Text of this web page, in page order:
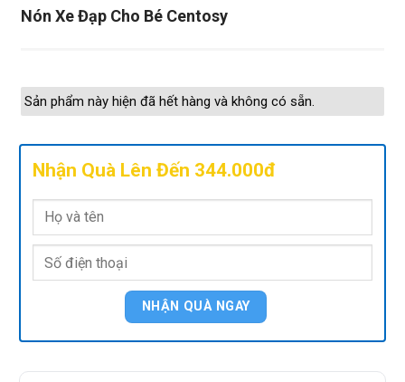
Nón Xe Đạp Cho Bé Centosy
Sản phẩm này hiện đã hết hàng và không có sẵn.
Nhận Quà Lên Đến 344.000đ